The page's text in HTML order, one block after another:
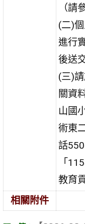
（請
(二)
進行
後送
(三)
關資
山國
術東
話
「
教育
相關附件